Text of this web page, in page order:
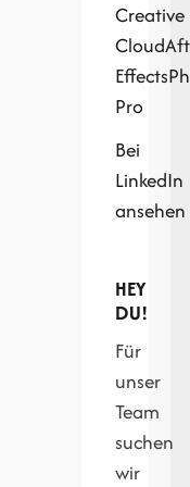
Creative
Cloud
Effects
Pro
Bei
LinkedIn
ansehen
HEY
DU!
Für
unser
Team
suchen
wir